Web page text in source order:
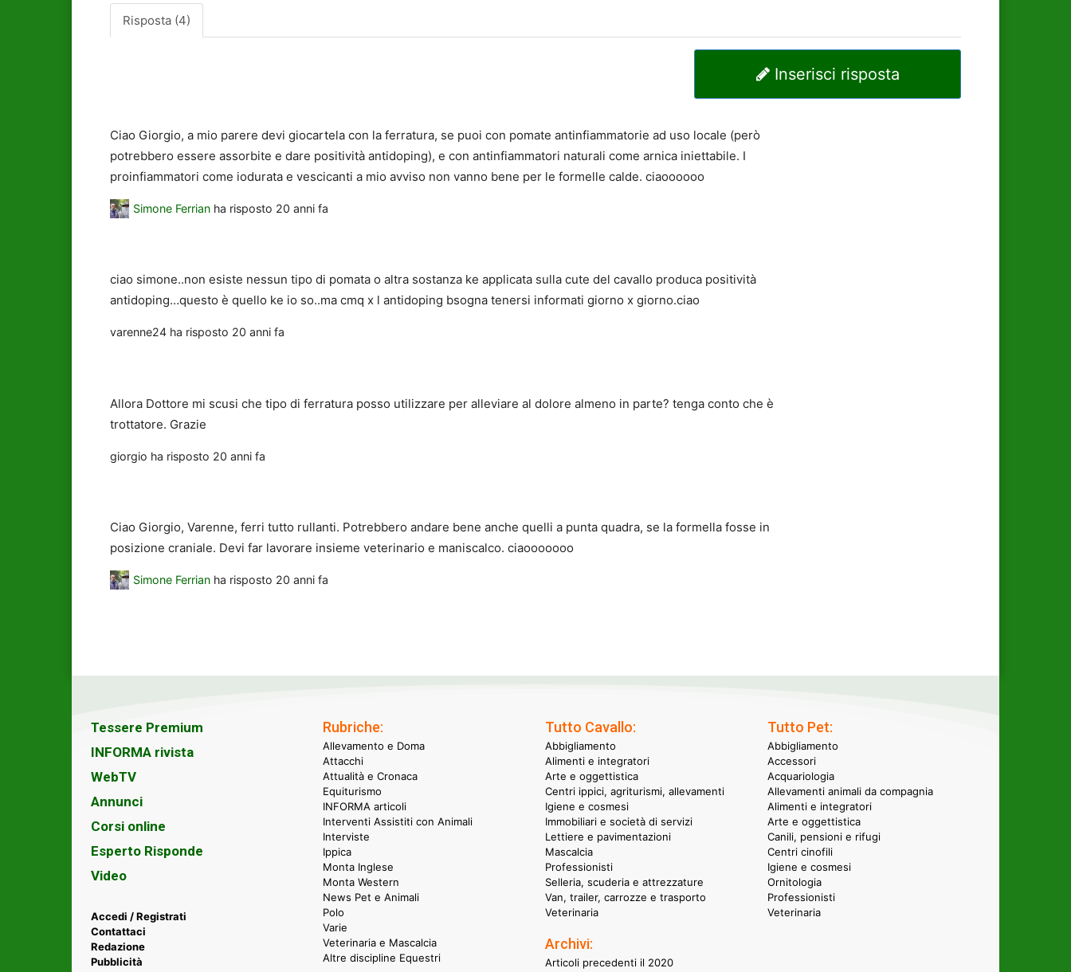
Risposta (4)
Inserisci risposta
Ciao Giorgio, a mio parere devi giocartela con la ferratura, se puoi con pomate antinfiammatorie ad uso locale (però
potrebbero essere assorbite e dare positività antidoping), e con antinfiammatori naturali come arnica iniettabile. I
proinfiammatori come iodurata e vescicanti a mio avviso non vanno bene per le formelle calde. ciaoooooo
Simone Ferrian ha risposto 20 anni fa
ciao simone..non esiste nessun tipo di pomata o altra sostanza ke applicata sulla cute del cavallo produca positività
antidoping…questo è quello ke io so..ma cmq x l antidoping bsogna tenersi informati giorno x giorno.ciao
varenne24 ha risposto 20 anni fa
Allora Dottore mi scusi che tipo di ferratura posso utilizzare per alleviare al dolore almeno in parte? tenga conto che è
trottatore. Grazie
giorgio ha risposto 20 anni fa
Ciao Giorgio, Varenne, ferri tutto rullanti. Potrebbero andare bene anche quelli a punta quadra, se la formella fosse in
posizione craniale. Devi far lavorare insieme veterinario e maniscalco. ciaooooooo
Simone Ferrian ha risposto 20 anni fa
Tessere Premium
INFORMA rivista
WebTV
Annunci
Corsi online
Esperto Risponde
Video
Accedi / Registrati
Contattaci
Redazione
Pubblicità
Rubriche:
Allevamento e Doma
Attacchi
Attualità e Cronaca
Equiturismo
INFORMA articoli
Interventi Assistiti con Animali
Interviste
Ippica
Monta Inglese
Monta Western
News Pet e Animali
Polo
Varie
Veterinaria e Mascalcia
Altre discipline Equestri
Tutto Cavallo:
Abbigliamento
Alimenti e integratori
Arte e oggettistica
Centri ippici, agriturismi, allevamenti
Igiene e cosmesi
Immobiliari e società di servizi
Lettiere e pavimentazioni
Mascalcia
Professionisti
Selleria, scuderia e attrezzature
Van, trailer, carrozze e trasporto
Veterinaria
Archivi:
Articoli precedenti il 2020
Tutto Pet:
Abbigliamento
Accessori
Acquariologia
Allevamenti animali da compagnia
Alimenti e integratori
Arte e oggettistica
Canili, pensioni e rifugi
Centri cinofili
Igiene e cosmesi
Ornitologia
Professionisti
Veterinaria